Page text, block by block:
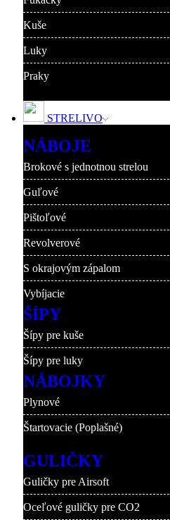
Kuše
Luky
Praky
STRELIVO
NÁBOJE
Brokové s jednotnou strelou
Guľové
Pištoľové
Revolverové
S okrajovým zápalom
Vybíjacie
ŠÍPY
Šípy pre kuše
Šípy pre luky
NÁBOJKY
Plynové
Štartovacie (Poplašné)
GULIČKY
Guličky pre Airsoft
Oceľové guličky pre CO2